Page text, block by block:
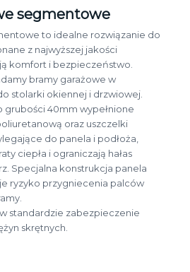
segmentowe
to idealne rozwiązanie do
z najwyższej jakości
komfort i bezpieczeństwo.
bramy garażowe w
stolarki okiennej i drzwiowej.
grubości 40mm wypełnione
oraz uszczelki
do panela i podłoża,
ciepła i ograniczają hałas
Specjalna konstrukcja panela
ryzyko przygniecenia palców
standardzie zabezpieczenie
skrętnych.